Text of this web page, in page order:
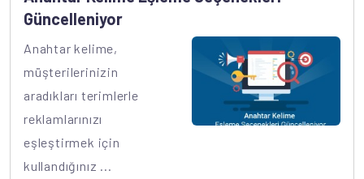
Güncelleniyor
Anahtar kelime,
müşterilerinizin
aradıkları terimlerle
reklamlarınızı
eşleştirmek için
kullandığınız ...